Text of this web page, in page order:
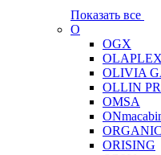
Показать все
O
OGX
OLAPLEX
OLIVIA
OLLIN
OMSA
ORISING